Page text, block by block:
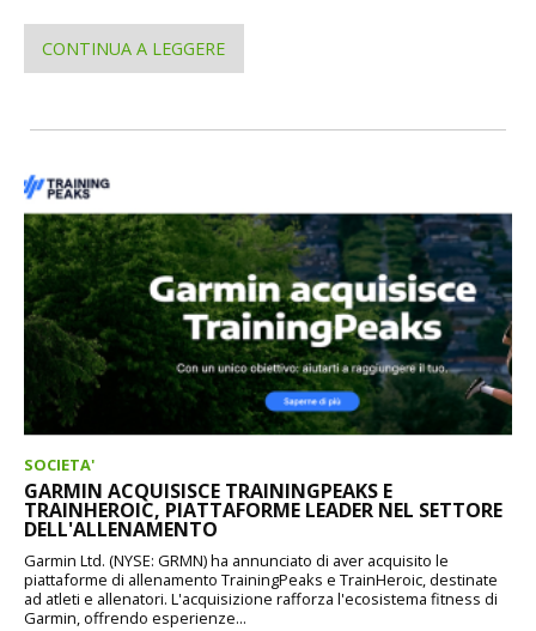
CONTINUA A LEGGERE
SOCIETA'
GARMIN ACQUISISCE TRAININGPEAKS E
TRAINHEROIC, PIATTAFORME LEADER NEL SETTORE
DELL'ALLENAMENTO
Garmin Ltd. (NYSE: GRMN) ha annunciato di aver acquisito le
piattaforme di allenamento TrainingPeaks e TrainHeroic, destinate
ad atleti e allenatori. L'acquisizione rafforza l'ecosistema fitness di
Garmin, offrendo esperienze...